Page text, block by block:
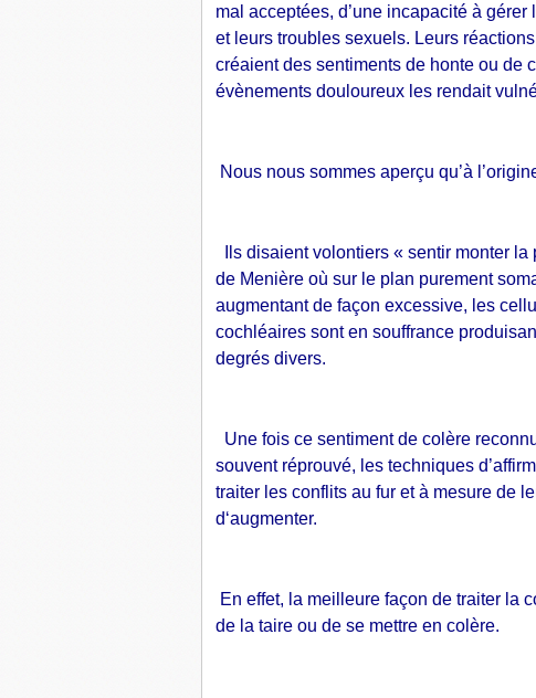
mal acceptées, d’une incapacité à
et leurs troubles sexuels. Leurs
créaient des sentiments de honte ou de
évènements douloureux les rendait
Nous nous sommes aperçu qu’à
Ils disaient volontiers « sentir monter
de Menière où sur le plan purement
augmentant de façon excessive, les
cochléaires sont en souffrance
degrés divers.
Une fois ce sentiment de colère
souvent réprouvé, les techniques
traiter les conflits au fur et à mesure de
d‘augmenter.
En effet, la meilleure façon de traiter la
de la taire ou de se mettre en colère.